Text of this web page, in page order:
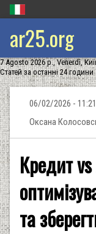
ar25.org
7 Agosto 2026 р., Venerdì,
Статей за останні 24
06/02/2026 - 11:21
Оксана
Кредит
та